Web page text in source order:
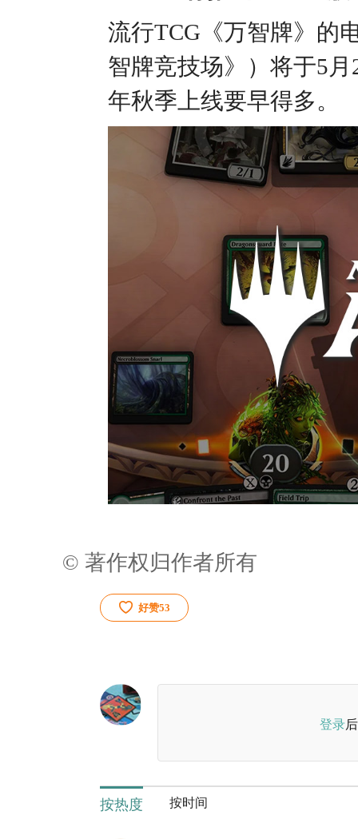
流行TCG《万智牌》的
智牌竞技场》）将于5
年秋季上线要早得多。
© 著作权归作者所有
好赞53
登录
按热度 按时间